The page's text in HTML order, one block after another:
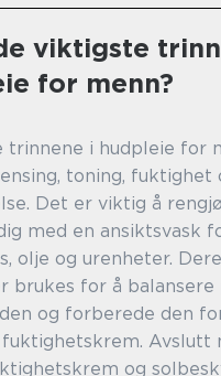
viktigste
for menn?
trinnene i hudpleie for
toning, fuktighet
Det er viktig å
med en ansiktsvask
olje og urenheter.
brukes for å balansere
og forberede den
Avslutt
og